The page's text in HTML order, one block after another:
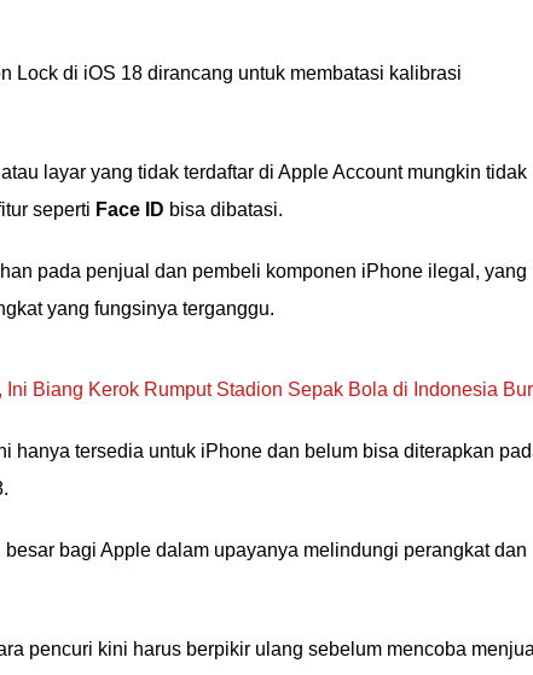
Lock di iOS 18 dirancang untuk membatasi kalibrasi
layar yang tidak terdaftar di Apple Account mungkin tidak
seperti Face ID bisa dibatasi.
pada penjual dan pembeli komponen iPhone ilegal, yang
yang fungsinya terganggu.
Biang Kerok Rumput Stadion Sepak Bola di Indonesia
hanya tersedia untuk iPhone dan belum bisa diterapkan
bagi Apple dalam upayanya melindungi perangkat dan
pencuri kini harus berpikir ulang sebelum mencoba menjual